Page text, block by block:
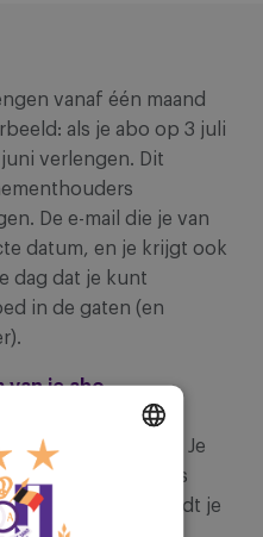
vanaf één maand
als je abo op 3 juli
verlengen. Dit
De e-mail die je van
datum, en je krijgt ook
dag dat je kunt
in de gaten (en
van je abo
klikken verwijderd. Je
die je koos
je niet verlengt, wordt je